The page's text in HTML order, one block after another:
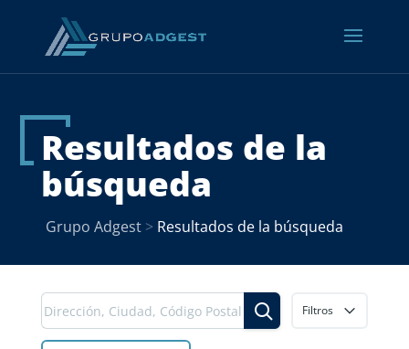
Resultados de la
búsqueda
Grupo Adgest> Resultados de la búsqueda
Filtros